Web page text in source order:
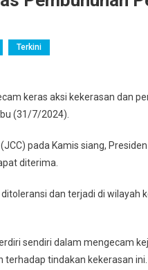
Terkini
keras aksi kekerasan dan
(31/7/2024).
pada Kamis siang,
diterima.
dan terjadi di wilayah
sendiri dalam mengecam
tindakan kekerasan ini.